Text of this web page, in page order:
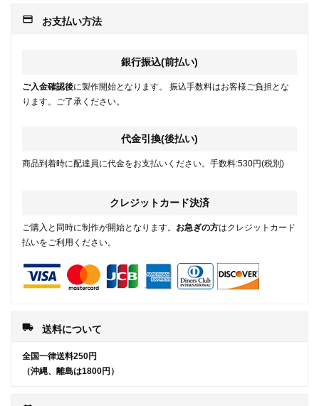
payment お支払い方法
銀行振込(前払い)
ご入金確認後に製作開始となります。 振込手数料はお客様ご負担とな
ります。ご了承ください。
代金引換(後払い)
商品到着時に配達員に代金をお支払いください。手数料:530円(税別)
クレジットカード決済
ご購入と同時に制作が開始となります。 お急ぎの方はクレジットカード
払いをご利用ください。
local_shipping 送料について
全国一律送料250円
（沖縄、離島は1800円）